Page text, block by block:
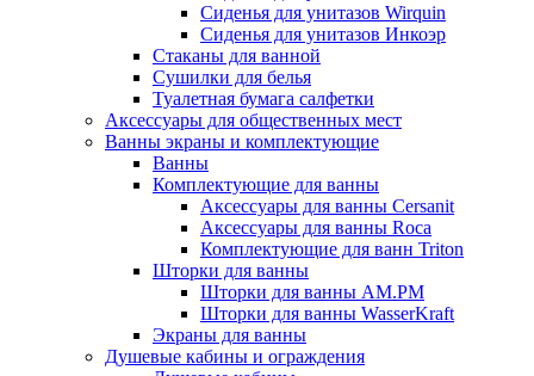
Сиденья для унитазов Wirquin
Сиденья для унитазов Инкоэр
Стаканы для ванной
Сушилки для белья
Туалетная бумага салфетки
Аксессуары для общественных мест
Ванны экраны и комплектующие
Ванны
Комплектующие для ванны
Аксессуары для ванны Cersanit
Аксессуары для ванны Roca
Комплектующие для ванн Triton
Шторки для ванны
Шторки для ванны AM.PM
Шторки для ванны WasserKraft
Экраны для ванны
Душевые кабины и ограждения